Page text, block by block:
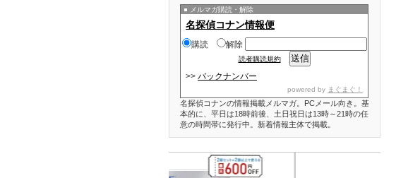
メルマガ購読・解除
名探偵コナン情報便
購読 解除
読者購読規約
>> バックナンバー
powered by まぐまぐ！
名探偵コナンの情報掲載メルマガ。PCメール向き。基
本的に、平日は18時前後、土日祝日は13時～21時の任
意の時間帯に発行中。新着情報主体で掲載。